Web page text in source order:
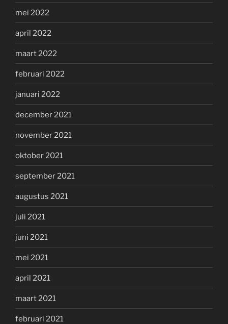
mei 2022
april 2022
maart 2022
februari 2022
januari 2022
december 2021
november 2021
oktober 2021
september 2021
augustus 2021
juli 2021
juni 2021
mei 2021
april 2021
maart 2021
februari 2021